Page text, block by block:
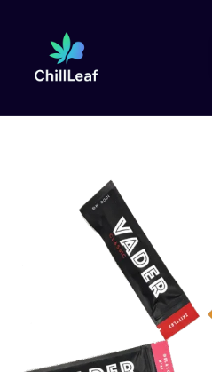
Comercio
Sobre nosotros
Centro de